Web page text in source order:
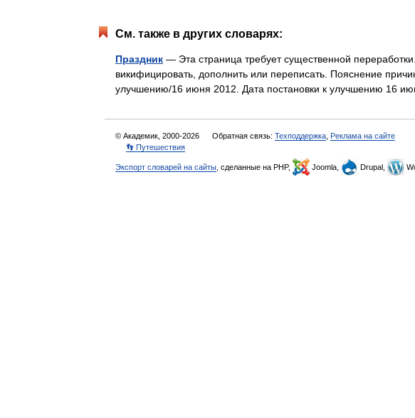
См. также в других словарях:
Праздник — Эта страница требует существенной
викифицировать, дополнить или переписать. Пояснение
улучшению/16 июня 2012. Дата постановки к улучшению 16
© Академик, 2000-2026 Обратная связь: Техподдержка Реклама на сайте
👣 Путешествия
Экспорт словарей на сайты , сделанные на PHP, Joomla, Drupal,